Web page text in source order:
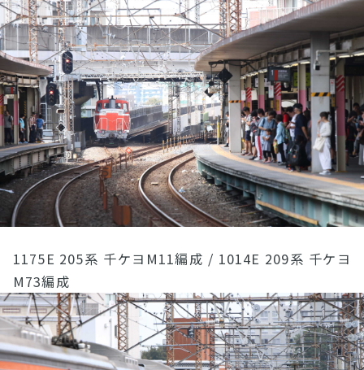
1175E 205系 千ケヨM11編成 / 1014E 209系 千ケヨ
M73編成